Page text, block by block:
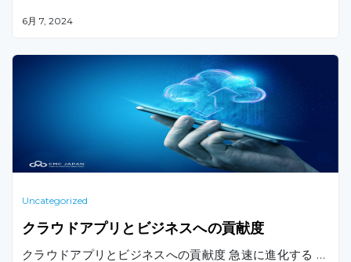
6月 7, 2024
Uncategorized
クラウドアプリとビジネスへの貢献度
クラウドアプリとビジネスへの貢献度 急速に進化する …